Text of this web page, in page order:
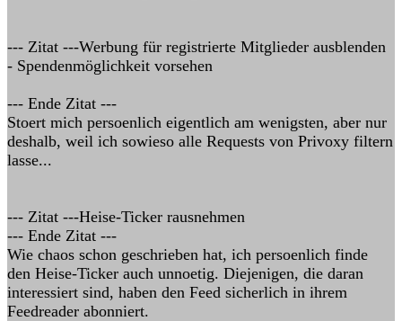
--- Zitat ---Werbung für registrierte Mitglieder ausblenden
- Spendenmöglichkeit vorsehen
--- Ende Zitat ---
Stoert mich persoenlich eigentlich am wenigsten, aber nur
deshalb, weil ich sowieso alle Requests von Privoxy filtern
lasse...
--- Zitat ---Heise-Ticker rausnehmen
--- Ende Zitat ---
Wie chaos schon geschrieben hat, ich persoenlich finde
den Heise-Ticker auch unnoetig. Diejenigen, die daran
interessiert sind, haben den Feed sicherlich in ihrem
Feedreader abonniert.